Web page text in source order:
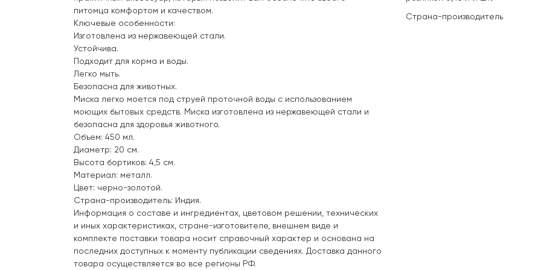
питомца комфортом и качеством.
Ключевые особенности:
Изготовлена из нержавеющей стали.
Устойчива.
Подходит для корма и воды.
Легко мыть.
Безопасна для животных.
Миска легко моется под струей проточной воды с использованием
моющих бытовых средств. Миска изготовлена из нержавеющей стали и
безопасна для здоровья животного.
Объем: 450 мл.
Диаметр: 20 см.
Высота бортиков: 4,5 см.
Материал: металл.
Цвет: черно-золотой.
Страна-производитель: Индия.
Информация о составе и ингредиентах, цветовом решении, технических
и иных характеристиках, стране-изготовителе, внешнем виде и
комплекте поставки товара носит справочный характер и основана на
последних доступных к моменту публикации сведениях. Доставка данного
товара осуществляется во все регионы РФ.
Страна-производитель